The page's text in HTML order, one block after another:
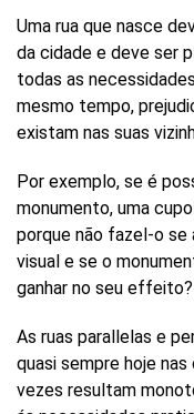
Uma rua que nasce
da cidade e deve ser
todas as
mesmo tempo,
existam nas suas
Por exemplo, se é
monumento, uma
porque não fazel-o se
visual e se o
ganhar no seu effeito?
As ruas parallelas e
quasi sempre hoje
vezes resultam